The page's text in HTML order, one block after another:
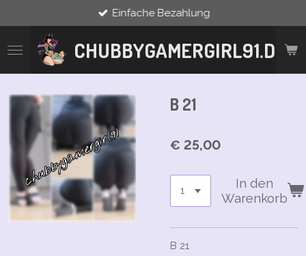
Hauptinhalt
springen
CHUBBYGAMERGIRL91.DE
Einfache Bezahlung
B 21
€ 25,00
In den
Warenkorb
B 21